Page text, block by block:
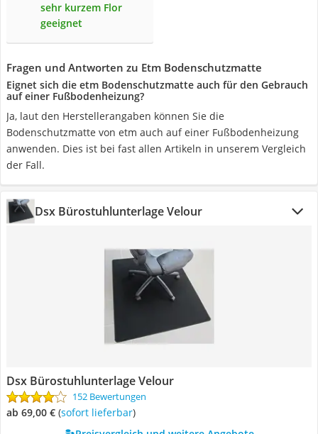
sehr kurzem Flor
geeignet
Fragen und Antworten zu Etm Bodenschutzmatte
Eignet sich die etm Bodenschutzmatte auch für den Gebrauch
auf einer Fußbodenheizung?
Ja, laut den Herstellerangaben können Sie die
Bodenschutzmatte von etm auch auf einer Fußbodenheizung
anwenden. Dies ist bei fast allen Artikeln in unserem Vergleich
der Fall.
Dsx Bürostuhlunterlage Velour
Dsx Bürostuhlunterlage Velour
152 Bewertungen
ab 69,00 € ( Sofort lieferbar)